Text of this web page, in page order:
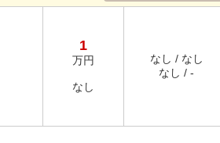
1
万円
なし
なし / なし
なし / -